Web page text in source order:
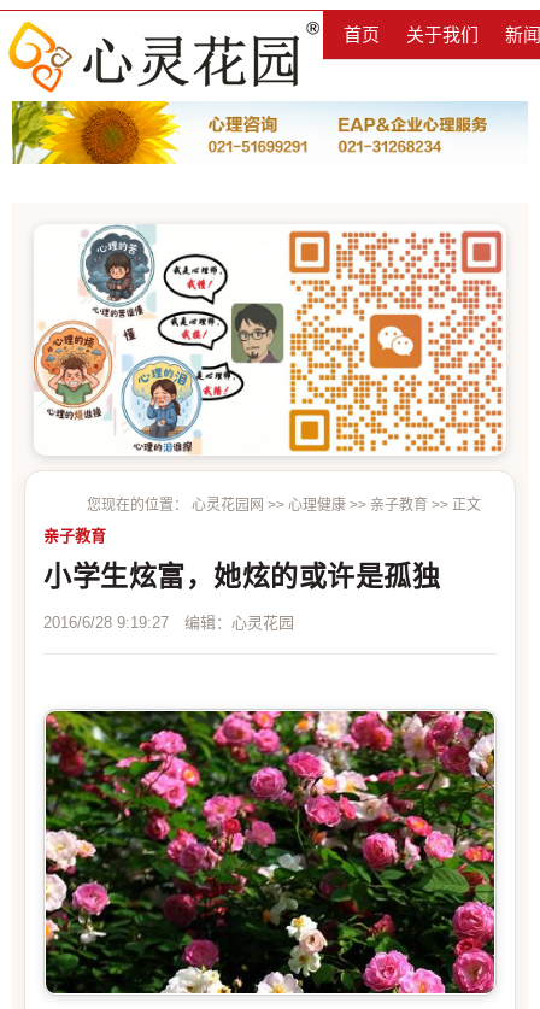
首页 关于我们 新
您现在的位置： 心灵花园网 >> 心理健康 >> 亲子教育 >> 正文
亲子教育
小学生炫富，她炫的或许是孤独
2016/6/28 9:19:27 编辑：心灵花园